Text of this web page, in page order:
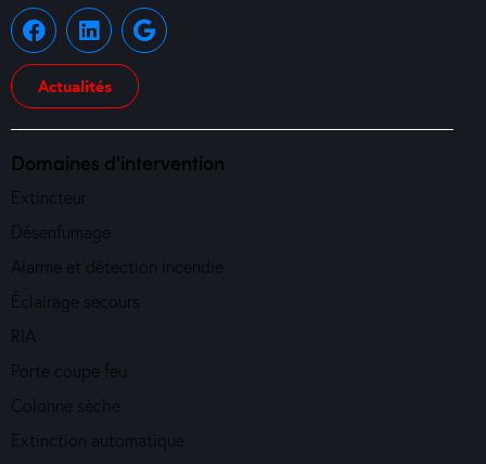
Actualités
Domaines d'intervention
Extincteur
Désenfumage
Alarme et détection incendie
Éclairage secours
RIA
Porte coupe feu
Colonne sèche
Extinction automatique